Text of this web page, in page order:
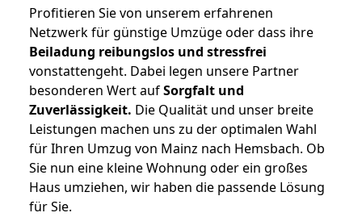
Profitieren Sie von unserem erfahrenen
Netzwerk für günstige Umzüge oder dass ihre
Beiladung reibungslos und stressfrei
vonstattengeht. Dabei legen unsere Partner
besonderen Wert aufSorgfalt und
Zuverlässigkeit. Die Qualität und unser breite
Leistungen machen uns zu der optimalen Wahl
für Ihren Umzug von Mainz nach Hemsbach. Ob
Sie nun eine kleine Wohnung oder ein großes
Haus umziehen, wir haben die passende Lösung
für Sie.